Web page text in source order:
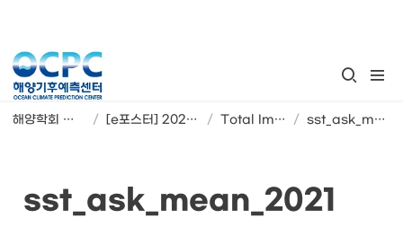
해양학회 포스터 준비 / [e포스터] 2021년 해양기후 상태와 추세 변동 (1) / Total Image DB / sst_ask_mean_2021
sst_ask_mean_2021